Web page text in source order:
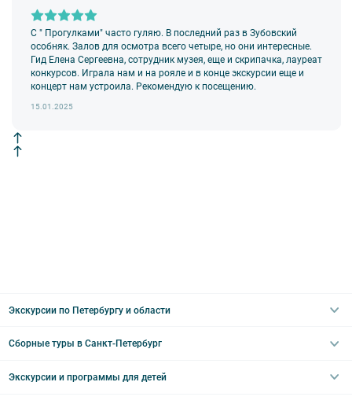
С " Прогулками" часто гуляю. В последний раз в Зубовский
особняк. Залов для осмотра всего четыре, но они интересные.
Гид Елена Сергеевна, сотрудник музея, еще и скрипачка, лауреат
конкурсов. Играла нам и на рояле и в конце экскурсии еще и
концерт нам устроила. Рекомендую к посещению.
15.01.2025
Экскурсии по Петербургу и области
Интерьерные
Сборные туры в Санкт-Петербург
Экскурсии и программы для детей